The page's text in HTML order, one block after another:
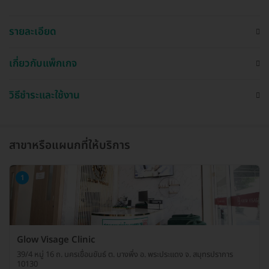
รายละเอียด
เกี่ยวกับแพ็กเกจ
วิธีชำระและใช้งาน
สาขาหรือแผนกที่ให้บริการ
1
Glow Visage Clinic
39/4 หมู่ 16 ถ. นครเขื่อนขันธ์ ต. บางพึ่ง อ. พระประแดง จ. สมุทรปราการ
10130